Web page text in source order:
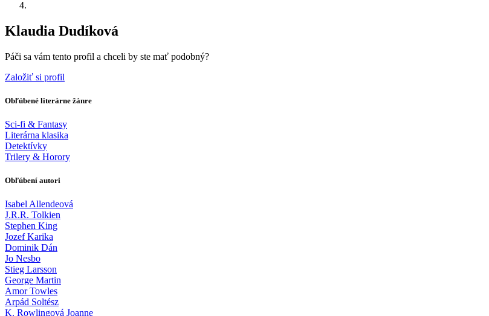
Klaudia Dudíková
Páči sa vám tento profil a chceli by ste mať podobný?
Založiť si profil
Obľúbené literárne žánre
Sci-fi & Fantasy
Literárna klasika
Detektívky
Trilery & Horory
Obľúbení autori
Isabel Allendeová
J.R.R. Tolkien
Stephen King
Jozef Karika
Dominik Dán
Jo Nesbo
Stieg Larsson
George Martin
Amor Towles
Arpád Soltész
K. Rowlingová Joanne